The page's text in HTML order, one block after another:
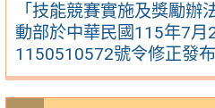
「技能競賽實施及獎勵辦
動部於中華民國115年7月
1150510572號令修正發布